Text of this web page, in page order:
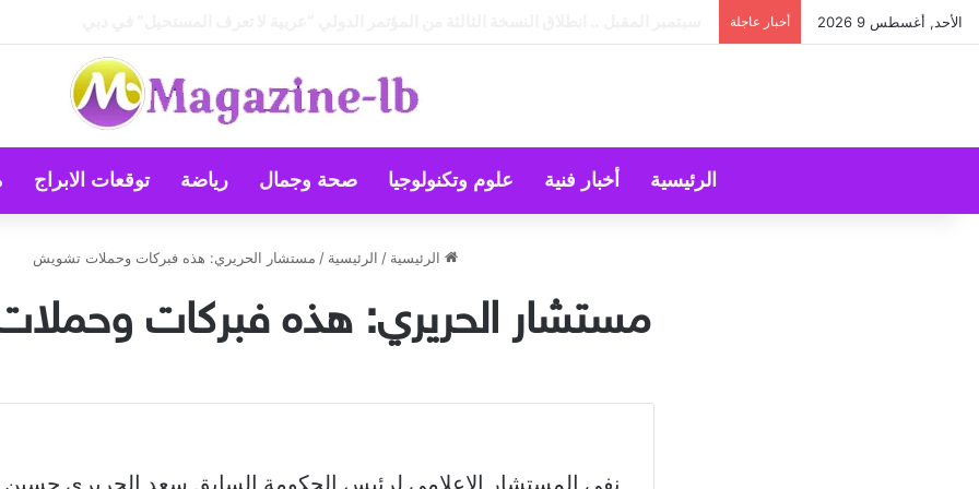
الأحد, أغسطس 9 2026 أخبار عاجلة
الرئيسية أخبار فنية علوم وتكنولوجيا صحة وجمال رياضة توقعات الابراج
الرئيسية / الرئيسية / مستشار الحريري: هذه فبركات وحملات تشويش
مستشار الحريري: هذه فبركات
نفى المستشار الإعلامي لرئيس الحكومة السابق سعد الحريري حسين